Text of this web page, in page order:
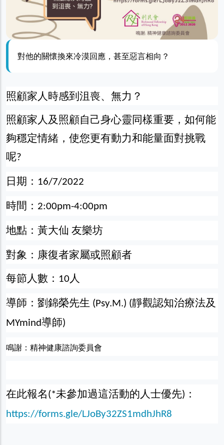
對他的關懷換來冷漠回應，甚至惡言相向？
照顧家人時感到沮喪、無力？
照顧家人及照顧自己身心靈同樣重要，如何能
夠穩定情緒，使您更有動力和能量面對挑戰
呢?
日期： 16/7/2022
時間： 2:00pm-4:00pm
地點：黃大仙 友樂坊
對象：康復者家屬或照顧者
每節人數： 10人
導師：劉錦榮先生 (Psy.M.) (靜觀認知治療法及
MYmind導師)
鳴謝：精神健康諮詢委員會
在此報名(*未參加過這活動的人士優先) ：
https://forms.gle/LJoBy32ZS1mdhJhR8